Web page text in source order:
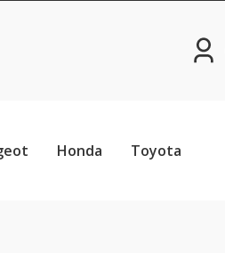
Honda Toyota